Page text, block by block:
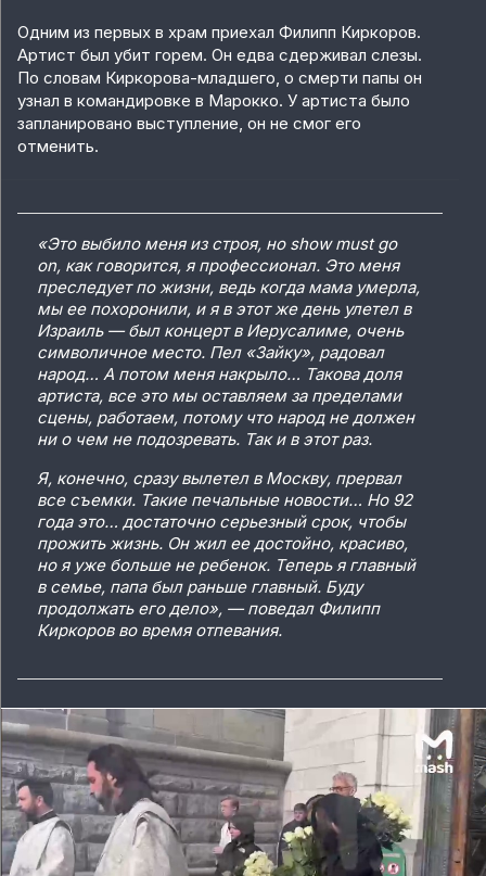
Одним из первых в храм приехал Филипп Киркоров.
Артист был убит горем. Он едва сдерживал слезы.
По словам Киркорова-младшего, о смерти папы он
узнал в командировке в Марокко. У артиста было
запланировано выступление, он не смог его
отменить.
«Это выбило меня из строя, но show must go
on, как говорится, я профессионал. Это меня
преследует по жизни, ведь когда мама умерла,
мы ее похоронили, и я в этот же день улетел в
Израиль — был концерт в Иерусалиме, очень
символичное место. Пел «Зайку», радовал
народ… А потом меня накрыло… Такова доля
артиста, все это мы оставляем за пределами
сцены, работаем, потому что народ не должен
ни о чем не подозревать. Так и в этот раз.
Я, конечно, сразу вылетел в Москву, прервал
все съемки. Такие печальные новости… Но 92
года это… достаточно серьезный срок, чтобы
прожить жизнь. Он жил ее достойно, красиво,
но я уже больше не ребенок. Теперь я главный
в семье, папа был раньше главный. Буду
продолжать его дело», — поведал Филипп
Киркоров во время отпевания.